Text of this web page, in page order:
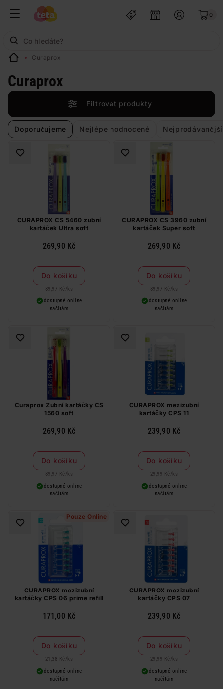
0
Curaprox
Curaprox
Filtrovat produkty
Doporučujeme Nejlépe hodnocené Nejprodávanější
CURAPROX CS 5460 zubní
kartáček Ultra soft
269,90 Kč
Do košíku
89,97 Kč / ks
dostupné online
načítám
CURAPROX CS 3960 zubní
kartáček Super soft
269,90 Kč
Do košíku
89,97 Kč / ks
dostupné online
načítám
Curaprox Zubní kartáčky CS
1560 soft
269,90 Kč
Do košíku
89,97 Kč / ks
dostupné online
načítám
CURAPROX mezizubní
kartáčky CPS 11
239,90 Kč
Do košíku
29,99 Kč / ks
dostupné online
načítám
Pouze Online
CURAPROX mezizubní
kartáčky CPS 06 prime refill
171,00 Kč
Do košíku
21,38 Kč / ks
dostupné online
načítám
CURAPROX mezizubní
kartáčky CPS 07
239,90 Kč
Do košíku
29,99 Kč / ks
dostupné online
načítám